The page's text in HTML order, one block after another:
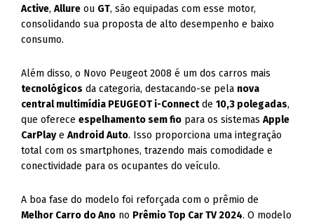
Active,Allure ou GT, são equipadas com esse motor,
consolidando sua proposta de alto desempenho e baixo
consumo.
Além disso, o Novo Peugeot 2008 é um dos carros mais
tecnológicos da categoria, destacando-se pela nova
central multimídia PEUGEOT i-Connectde10,3 polegadas,
que ofereceespelhamento sem fio para os sistemasApple
CarPlayeAndroid Auto. Isso proporciona uma integração
total com os smartphones, trazendo mais comodidade e
conectividade para os ocupantes do veículo.
A boa fase do modelo foi reforçada com o prêmio de
Melhor Carro do Ano no Prêmio Top Car TV 2024. O modelo